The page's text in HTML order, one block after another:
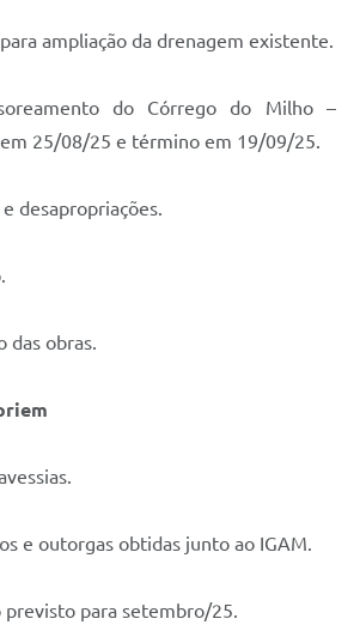
ampliação da drenagem existente.
do Córrego do Milho –
25/08/25 e término em 19/09/25.
desapropriações.
das obras.
e outorgas obtidas junto ao IGAM.
previsto para setembro/25.